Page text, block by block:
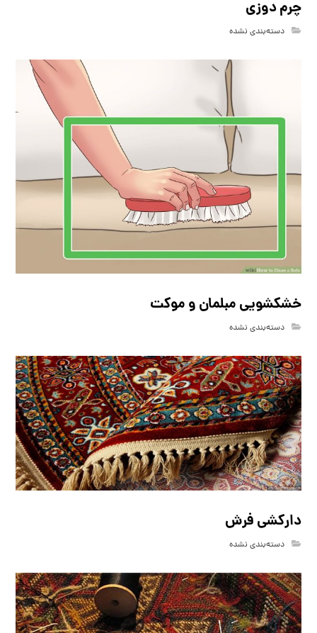
چرم دوزی
دسته‌بندی نشده
خشکشویی مبلمان و موکت
دسته‌بندی نشده
دارکشی فرش
دسته‌بندی نشده